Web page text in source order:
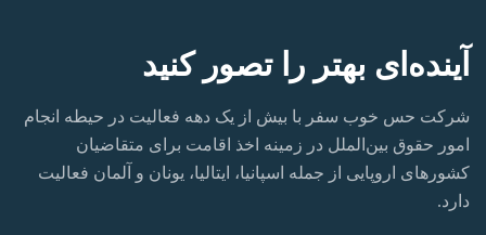
آینده‌ای بهتر را تصور کنید
شرکت حس خوب سفر با بیش از یک دهه فعالیت در حیطه انجام
امور حقوق بین‌الملل در زمینه اخذ اقامت برای متقاضیان
کشورهای اروپایی از جمله اسپانیا، ایتالیا، یونان و آلمان فعالیت
دارد.‏